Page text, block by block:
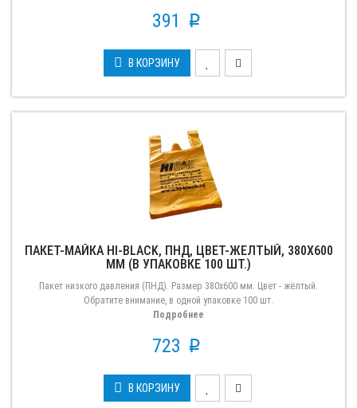
391 p
В КОРЗИНУ
ПАКЕТ-МАЙКА HI-BLACK, ПНД, ЦВЕТ-ЖЕЛТЫЙ, 380X600
ММ (В УПАКОВКЕ 100 ШТ.)
Пакет низкого давления (ПНД). Размер 380х600 мм. Цвет - жёлтый.
Обратите внимание, в одной упаковке 100 шт.
Подробнее
723 p
В КОРЗИНУ